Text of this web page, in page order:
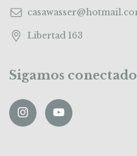
Libertad 163
Sigamos